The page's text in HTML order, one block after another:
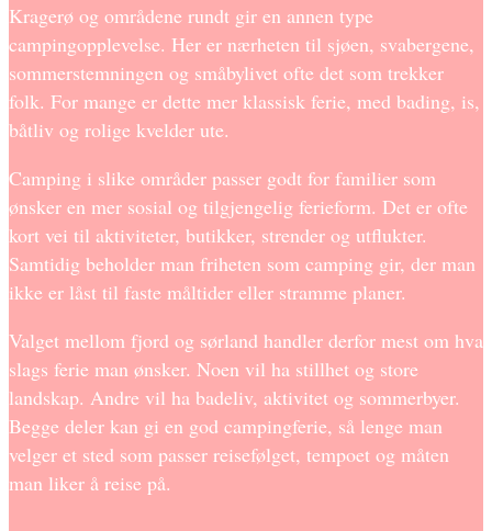
Kragerø og områdene rundt gir en annen type
campingopplevelse. Her er nærheten til sjøen, svabergene,
sommerstemningen og småbylivet ofte det som trekker
folk. For mange er dette mer klassisk ferie, med bading, is,
båtliv og rolige kvelder ute.
Camping i slike områder passer godt for familier som
ønsker en mer sosial og tilgjengelig ferieform. Det er ofte
kort vei til aktiviteter, butikker, strender og utflukter.
Samtidig beholder man friheten som camping gir, der man
ikke er låst til faste måltider eller stramme planer.
Valget mellom fjord og sørland handler derfor mest om hva
slags ferie man ønsker. Noen vil ha stillhet og store
landskap. Andre vil ha badeliv, aktivitet og sommerbyer.
Begge deler kan gi en god campingferie, så lenge man
velger et sted som passer reisefølget, tempoet og måten
man liker å reise på.